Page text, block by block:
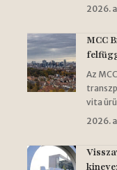
2026.
MCC
Az
vita
2026.